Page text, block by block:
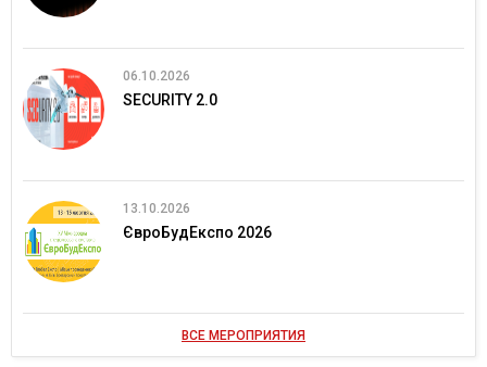
06.10.2026
SECURITY 2.0
13.10.2026
ЄвроБудЕкспо 2026
ВСЕ МЕРОПРИЯТИЯ